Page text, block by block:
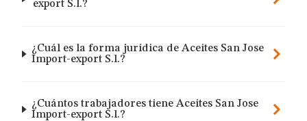
export S.l.?
¿Cuál es la forma jurídica de Aceites San Jose
Import-export S.l.?
¿Cuántos trabajadores tiene Aceites San Jose
Import-export S.l.?